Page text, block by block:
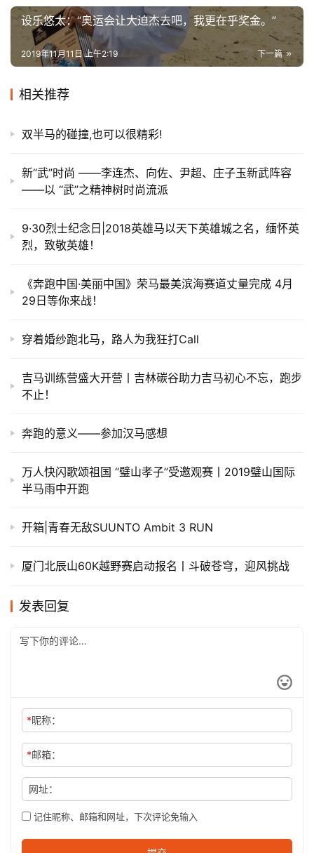
设乐悠太：“奥运会让大迫杰去吧，我更在乎奖金。”
下一篇
2019年11月11日 上午2:19
相关推荐
双半马的碰撞,也可以很精彩!
新“武”时尚 ——李连杰、向佐、尹超、庄子玉新武阵容
——以 “武”之精神树时尚流派
9·30烈士纪念日|2018英雄马以天下英雄城之名，缅怀英
烈，致敬英雄！
《奔跑中国·美丽中国》荣马最美滨海赛道丈量完成 4月
29日等你来战！
穿着婚纱跑北马，路人为我狂打Call
吉马训练营盛大开营丨吉林碳谷助力吉马初心不忘，跑步
不止！
奔跑的意义——参加汉马感想
万人快闪歌颂祖国 “璧山孝子”受邀观赛丨2019璧山国际
半马雨中开跑
开箱|青春无敌SUUNTO Ambit 3 RUN
厦门北辰山60K越野赛启动报名丨斗破苍穹，迎风挑战
发表回复
*昵称：
*邮箱：
网址：
记住昵称、邮箱和网址，下次评论免输入